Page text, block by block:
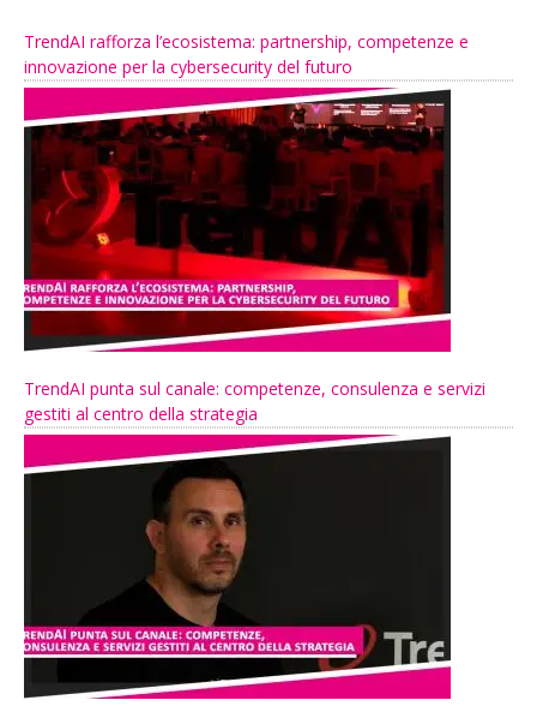
TrendAI rafforza l’ecosistema: partnership, competenze e
innovazione per la cybersecurity del futuro
TrendAI punta sul canale: competenze, consulenza e servizi
gestiti al centro della strategia